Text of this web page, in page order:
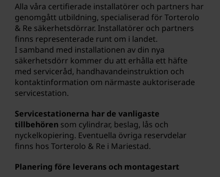
Alla våra certifierade installatörer och partners har
genomgått utbildning, specialiserad för Torterolo
& Re säkerhetsdörrar. Installatörer och partners
finns representerade runt om i landet.
I samband med installationen av din nya
säkerhetsdörr kommer du att erhålla ett häfte
med serviceråd, handhavandeinstruktion och
kontaktinformation om närmaste auktoriserade
servicestation.
Servicestationerna har de vanligaste
tillbehören som cylindrar, beslag, lås och
nyckelkopiering. Eventuella övriga reservdelar
finns hos Torterolo & Re i Mariestad.
Planering före leverans och montagestart